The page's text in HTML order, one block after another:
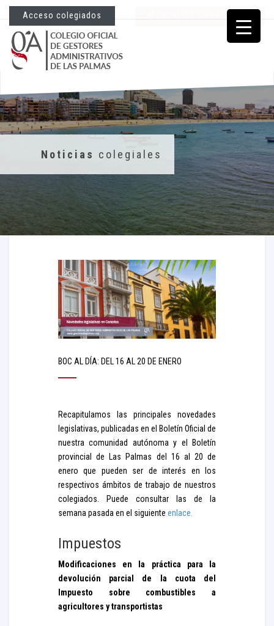
Acceso colegiados
Noticias colegiales
BOC AL DÍA: DEL 16 AL 20 DE ENERO
Recapitulamos las principales novedades
legislativas, publicadas en el Boletín Oficial de
nuestra comunidad autónoma y el Boletín
provincial de Las Palmas del 16 al 20 de
enero que pueden ser de interés en los
respectivos ámbitos de trabajo de nuestros
colegiados. Puede consultar las de la
semana pasada en el siguiente enlace.
Impuestos
Modificaciones en la práctica para la
devolución parcial de la cuota del
Impuesto sobre combustibles a
agricultores y transportistas